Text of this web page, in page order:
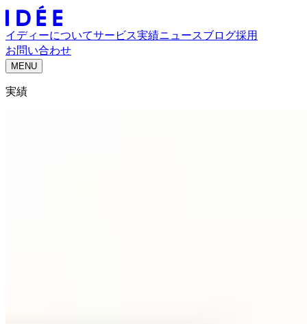
イディーについてサービス実績ニュースブログ採用
お問い合わせ
MENU
実績